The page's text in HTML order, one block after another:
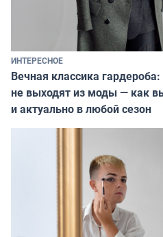
ИНТЕРЕСНОЕ
Вечная классика
не выходят из моды — как
и актуально в любой сезон